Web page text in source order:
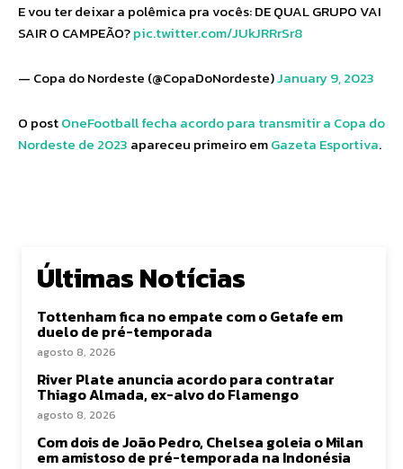
E vou ter deixar a polêmica pra vocês: DE QUAL GRUPO VAI
SAIR O CAMPEÃO?pic.twitter.com/JUkJRRrSr8
— Copa do Nordeste (@CopaDoNordeste)January 9, 2023
O postOneFootball fecha acordo para transmitir a Copa do
Nordeste de 2023 apareceu primeiro emGazeta Esportiva.
Últimas Notícias
Tottenham fica no empate com o Getafe em
duelo de pré-temporada
agosto 8, 2026
River Plate anuncia acordo para contratar
Thiago Almada, ex-alvo do Flamengo
agosto 8, 2026
Com dois de João Pedro, Chelsea goleia o Milan
em amistoso de pré-temporada na Indonésia